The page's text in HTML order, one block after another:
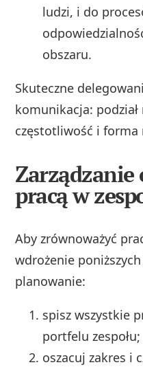
ludzi, i do
obszaru.
Skuteczne
komunikacja:
częstotliwość i
Zarządzanie
pracą w
Aby zrównoważyć
wdrożenie
planowanie:
spisz wszystkie
portfelu zespołu;
oszacuj zakres i